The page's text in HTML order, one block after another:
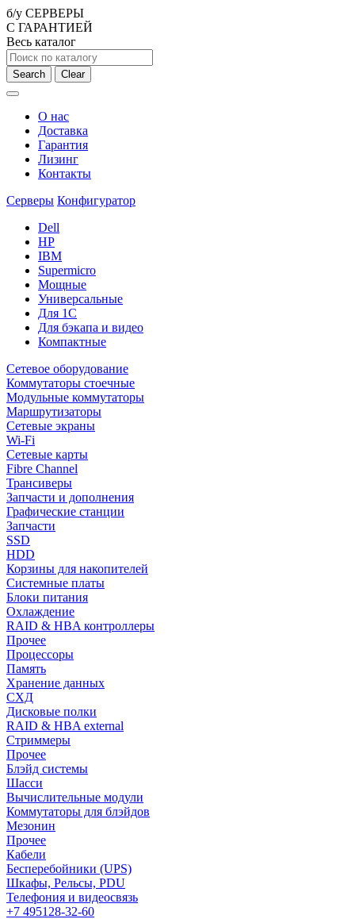
б/у СЕРВЕРЫ
С ГАРАНТИЕЙ
Весь каталог
Search Clear
О нас
Доставка
Гарантия
Лизинг
Контакты
Серверы Конфигуратор
Dell
HP
IBM
Supermicro
Мощные
Универсальные
Для 1С
Для бэкапа и видео
Компактные
Сетевое оборудование
Коммутаторы стоечные
Модульные коммутаторы
Маршрутизаторы
Сетевые экраны
Wi-Fi
Сетевые карты
Fibre Channel
Трансиверы
Запчасти и дополнения
Графические станции
Запчасти
SSD
HDD
Корзины для накопителей
Системные платы
Блоки питания
Охлаждение
RAID & HBA контроллеры
Прочее
Процессоры
Память
Хранение данных
СХД
Дисковые полки
RAID & HBA external
Стриммеры
Прочее
Блэйд системы
Шасси
Вычислительные модули
Коммутаторы для блэйдов
Мезонин
Прочее
Кабели
Бесперебойники (UPS)
Шкафы, Рельсы, PDU
Телефония и видеосвязь
+7 495128-32-60